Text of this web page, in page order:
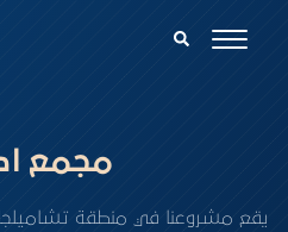
مجمع
يقع مشروعنا في منطقة تشاميلجا